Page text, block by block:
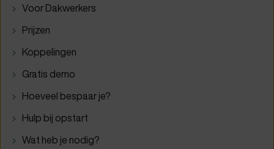
Voor Dakwerkers
Prijzen
Koppelingen
Gratis demo
Hoeveel bespaar je?
Hulp bij opstart
Wat heb je nodig?